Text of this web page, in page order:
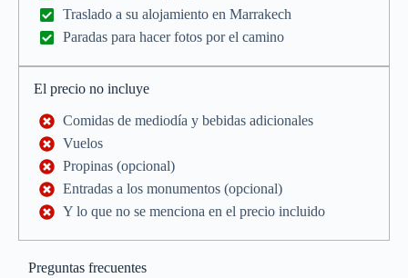
Traslado a su alojamiento en Marrakech
Paradas para hacer fotos por el camino
El precio no incluye
Comidas de mediodía y bebidas adicionales
Vuelos
Propinas (opcional)
Entradas a los monumentos (opcional)
Y lo que no se menciona en el precio incluido
Preguntas frecuentes